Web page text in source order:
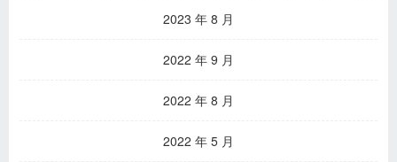
2023 年 8 月
2022 年 9 月
2022 年 8 月
2022 年 5 月